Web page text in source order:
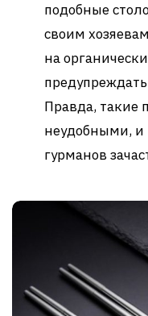
подобные
своим
на
Правда, такие
неудобными, и
гурманов